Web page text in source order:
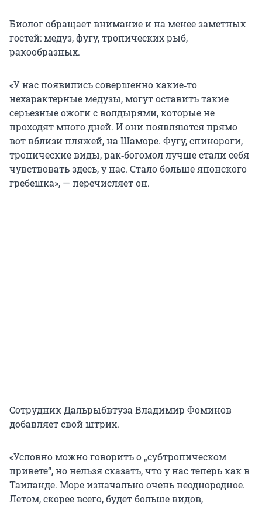
Биолог обращает внимание и на менее заметных
гостей: медуз, фугу, тропических рыб,
ракообразных.
«У нас появились совершенно какие‑то
нехарактерные медузы, могут оставить такие
серьезные ожоги с волдырями, которые не
проходят много дней. И они появляются прямо
вот вблизи пляжей, на Шаморе. Фугу, спинороги,
тропические виды, рак‑богомол лучше стали себя
чувствовать здесь, у нас. Стало больше японского
гребешка», — перечисляет он.
Сотрудник Дальрыбвтуза Владимир Фоминов
добавляет свой штрих.
«Условно можно говорить о „субтропическом
привете“, но нельзя сказать, что у нас теперь как в
Таиланде. Море изначально очень неоднородное.
Летом, скорее всего, будет больше видов,